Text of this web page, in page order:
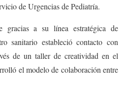
de Urgencias de Pediatría.
gracias a su línea estratégica de
sanitario estableció contacto con
de un taller de creatividad en el
el modelo de colaboración entre